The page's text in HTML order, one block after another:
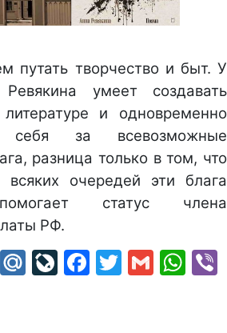
путать творчество и быт. У
умеет создавать
и одновременно
себя за всевозможные
разница только в том, что
очередей эти блага
статус члена
РФ.
Odnoklassniki
Mail.Ru
LiveJournal
Facebook
Twitter
Gmail